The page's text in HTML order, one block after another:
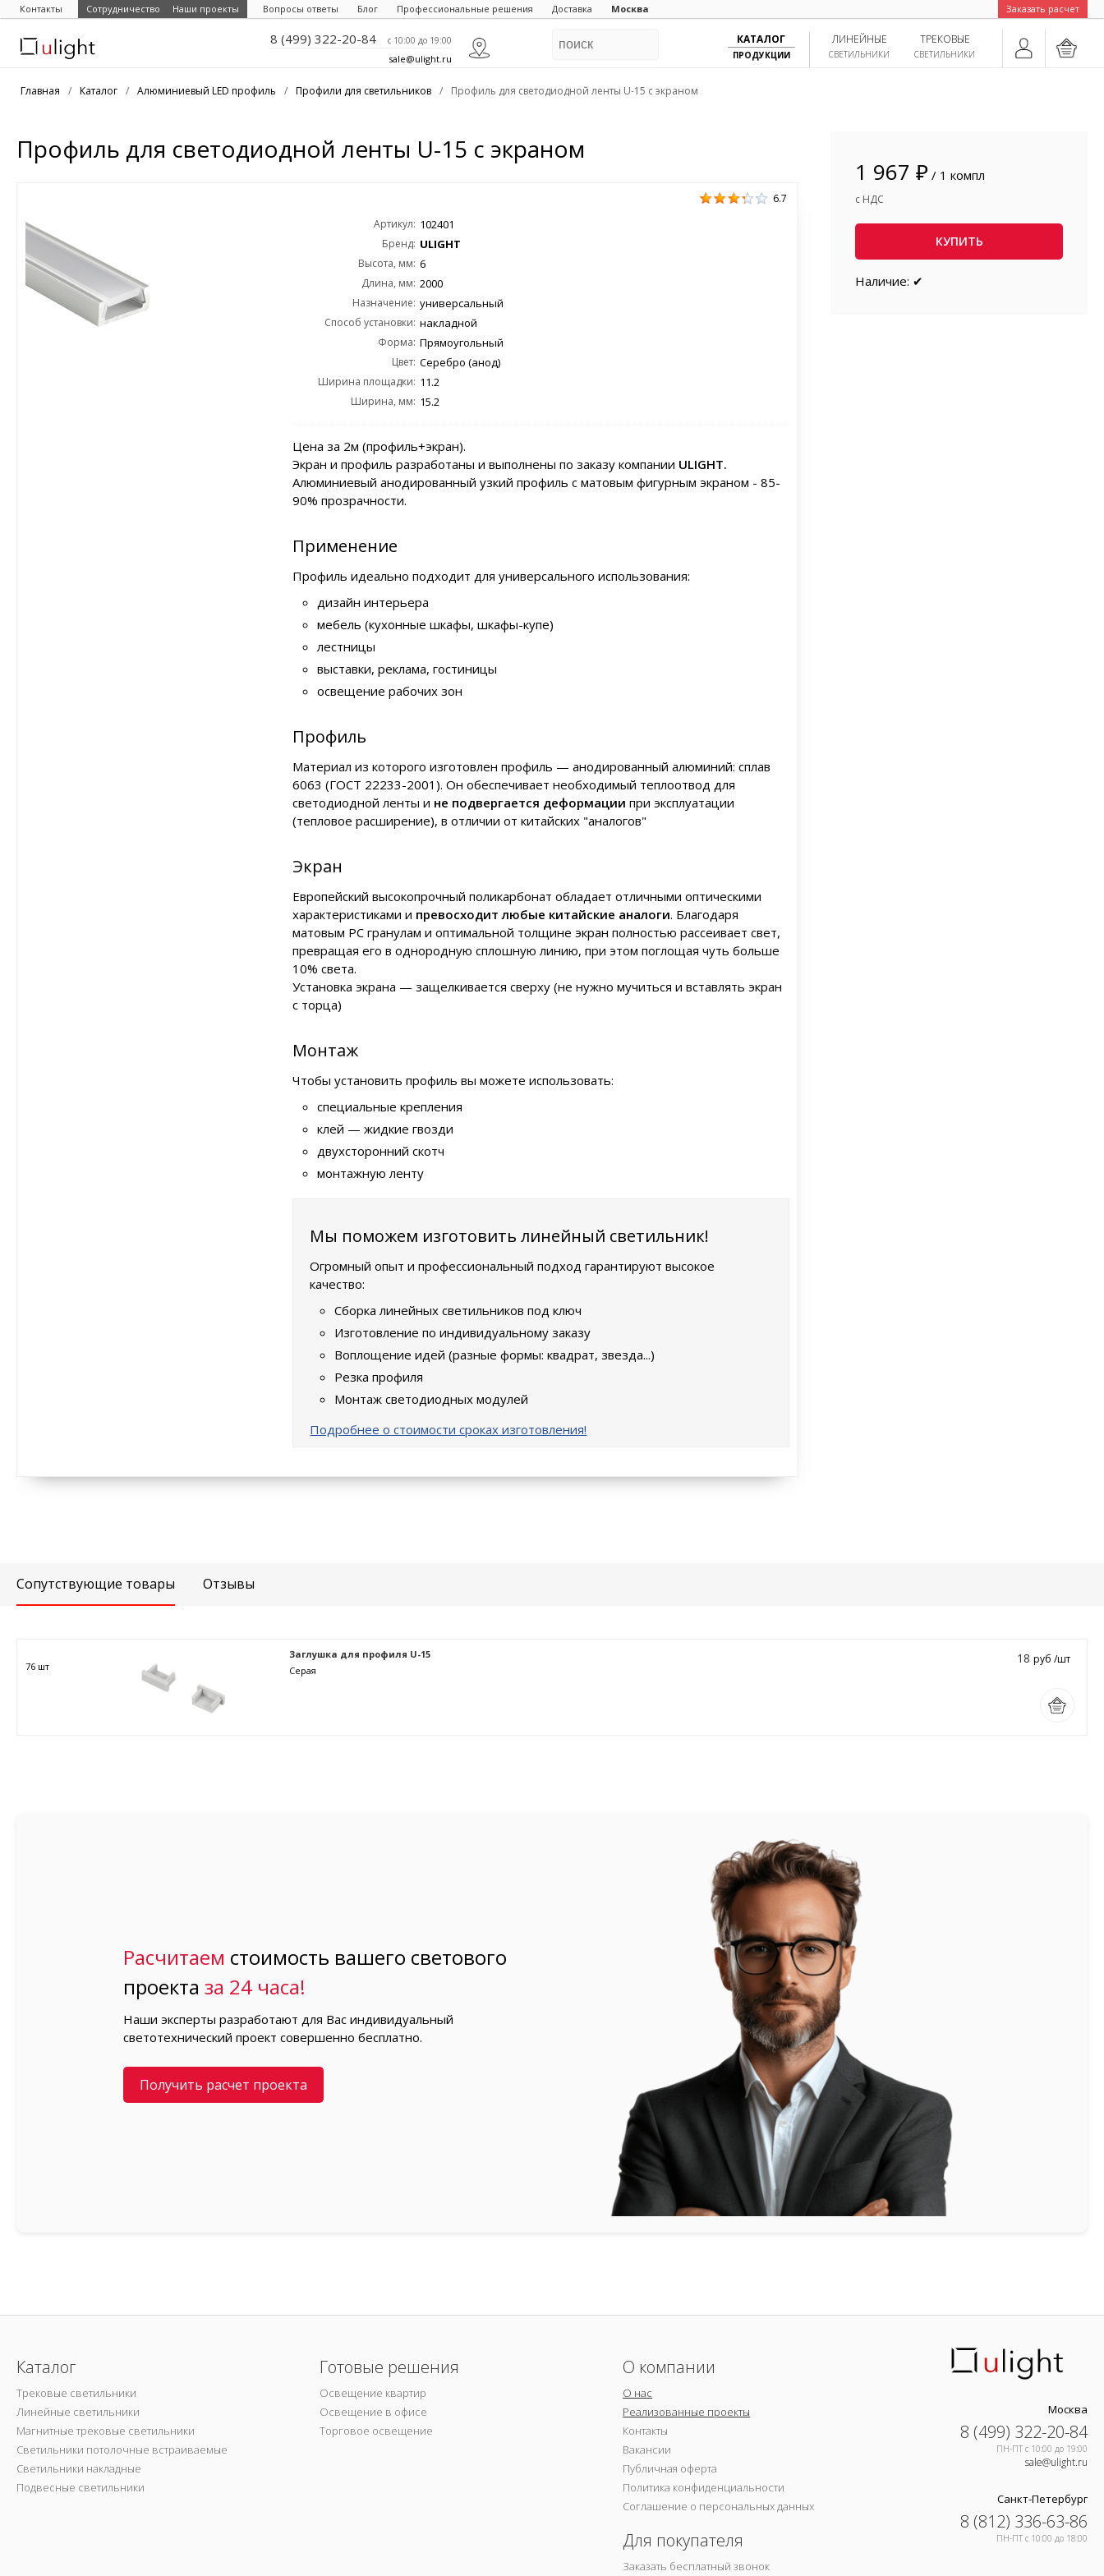
Контакты Сотрудничество Наши проекты Вопросы ответы Блог Профессиональные решения Доставка Москва Заказать расчет
8 (499) 322-20-84 c 10:00 до 19:00
sale@ulight.ru
ТРЕКОВЫЕ
СВЕТИЛЬНИКИ
ЛИНЕЙНЫЕ
СВЕТИЛЬНИКИ
КАТАЛОГ
ПРОДУКЦИИ
Главная / Каталог / Алюминиевый LED профиль / Профили для светильников / Профиль для светодиодной ленты U-15 с экраном
Профиль для светодиодной ленты U-15 с экраном
6.7
Артикул: 102401
Бренд: ULIGHT
Высота, мм: 6
Длина, мм: 2000
Назначение: универсальный
Способ установки: накладной
Форма: Прямоугольный
Цвет: Серебро (анод)
Ширина площадки: 11.2
Ширина, мм: 15.2
Цена за 2м (профиль+экран).
Экран и профиль разработаны и выполнены по заказу компании ULIGHT.
Алюминиевый анодированный узкий профиль c матовым фигурным экраном - 85-
90% прозрачности.
Применение
Профиль идеально подходит для универсального использования:
дизайн интерьера
мебель (кухонные шкафы, шкафы-купе)
лестницы
выставки, реклама, гостиницы
освещение рабочих зон
Профиль
Материал из которого изготовлен профиль — анодированный алюминий: сплав
6063 (ГОСТ 22233-2001). Он обеспечивает необходимый теплоотвод для
светодиодной ленты и не подвергается деформации при эксплуатации
(тепловое расширение), в отличии от китайских "аналогов"
Экран
Европейский высокопрочный поликарбонат обладает отличными оптическими
характеристиками и превосходит любые китайские аналоги. Благодаря
матовым PC гранулам и оптимальной толщине экран полностью рассеивает свет,
превращая его в однородную сплошную линию, при этом поглощая чуть больше
10% света.
Установка экрана — защелкивается сверху (не нужно мучиться и вставлять экран
с торца)
Монтаж
Чтобы установить профиль вы можете использовать:
специальные крепления
клей — жидкие гвозди
двухсторонний скотч
монтажную ленту
Мы поможем изготовить линейный светильник!
Огромный опыт и профессиональный подход гарантируют высокое
качество:
Сборка линейных светильников под ключ
Изготовление по индивидуальному заказу
Воплощение идей (разные формы: квадрат, звезда...)
Резка профиля
Монтаж светодиодных модулей
Подробнее о стоимости сроках изготовления!
1 967 ₽ / 1 компл
с НДС
КУПИТЬ
Наличие: ✔
Сопутствующие товары Отзывы
76 шт
Заглушка для профиля U-15
Серая
18 руб /шт
Расчитаем стоимость вашего светового
проектаза 24 часа!
Наши эксперты разработают для Вас индивидуальный
светотехнический проект совершенно бесплатно.
Получить расчет проекта
Каталог
Трековые светильники
Линейные светильники
Магнитные трековые светильники
Светильники потолочные встраиваемые
Светильники накладные
Подвесные светильники
Готовые решения
Освещение квартир
Освещение в офисе
Торговое освещение
О компании
О нас
Реализованные проекты
Контакты
Вакансии
Публичная оферта
Политика конфиденциальности
Соглашение о персональных данных
Для покупателя
Заказать бесплатный звонок
Москва
8 (499) 322-20-84
ПН-ПТ c 10:00 до 19:00
sale@ulight.ru
Санкт-Петербург
8 (812) 336-63-86
ПН-ПТ c 10:00 до 18:00